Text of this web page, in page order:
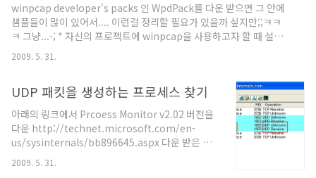
winpcap developer's packs 인 WpdPack를 다운 받으면 그 안에
샘플들이 많이 있어서.... 이런걸 정리할 필요가 있을까 싶지만;;ㅋㅋ
ㅋ 그냥...-; * 자신의 프로젝트에 winpcap을 사용하고자 할 때 설정
방법은
http://www.winpcap.org/docs/docs_40_2/html/
이 페이지를 참조하면 됩니다-.. 코드에 주석을 달아놨으니......다른
설명은 패수-ㅋ 바로 코드 보도록 하겠습니다. #include "stdafx.h"
#include /* Ethernet Header Structure */ #define
ETHER_ADDR_LEN 6 typedef struct ether_header {
unsigned char..
2009. 5. 31.
UDP 패킷을 생성하는 프로세스 찾기
아래의 링크에서 Prcoess Monitor v2.02 버전을
다운 http://technet.microsoft.com/en-
us/sysinternals/bb896645.aspx 다운 받은 압
축파일을 풀어서 Procmon.exe을 실행 Monitor
Filter 를 아래와 같이 적용 Monitor Filter 를 추가
2009. 5. 31.